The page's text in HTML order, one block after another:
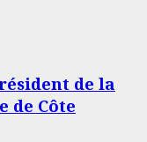
de la
de Côte